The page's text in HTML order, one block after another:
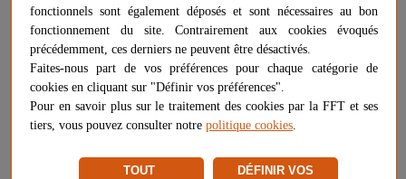
Le medecine ball est utilisé en préparation physique générale pour
du renforcement musculaire et pour des exercices spécifiques de
lancer et de réception.
Plus d'informations sur ce produit
Voir les questions / réponses
fonctionnels sont également déposés et sont nécessaires au bon
fonctionnement du site. Contrairement aux cookies évoqués
précédemment, ces derniers ne peuvent être désactivés.
Faites-nous part de vos préférences pour chaque catégorie de
cookies en cliquant sur "Définir vos préférences".
Pour en savoir plus sur le traitement des cookies par la FFT et ses
tiers, vous pouvez consulter notre politique cookies
TOUT
DÉFINIR VOS